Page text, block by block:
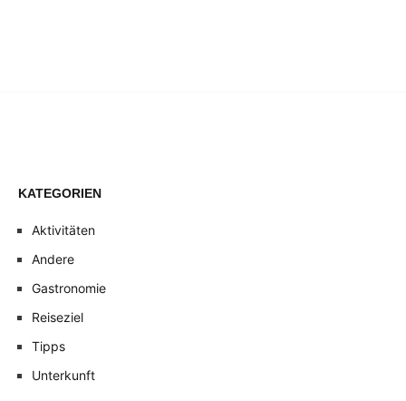
KATEGORIEN
Aktivitäten
Andere
Gastronomie
Reiseziel
Tipps
Unterkunft